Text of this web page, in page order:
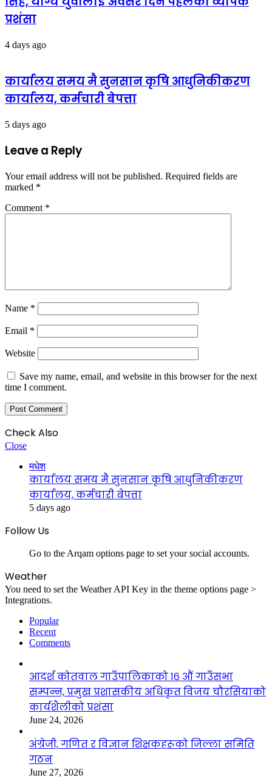
प्रशंसा
4 days ago
कार्यालय समय मै सुनसान कृषि आधुनिकीकरण
कार्यालय, कर्मचारी बेपत्ता
5 days ago
Leave a Reply
Your email address will not be published. Required fields are
marked *
Comment *
Name *
Email *
Website
Save my name, email, and website in this browser for the next
time I comment.
Check Also
Close
मधेश
कार्यालय समय मै सुनसान कृषि आधुनिकीकरण
कार्यालय, कर्मचारी बेपत्ता
5 days ago
Follow Us
Go to the Arqam options page to set your social accounts.
Weather
You need to set the Weather API Key in the theme options page >
Integrations.
Popular
Recent
Comments
आदर्श कोतवाल गाउँपालिकाको १६ औं गाउँसभा
सम्पन्न, प्रमुख प्रशासकीय अधिकृत विजय चौरसियाको
कार्यशैलीको प्रशंसा
June 24, 2026
अंग्रेजी, गणित र विज्ञान शिक्षकहरूको जिल्ला समिति
गठन
June 27, 2026